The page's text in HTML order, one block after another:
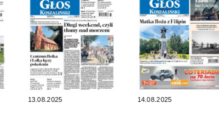
13.08.2025 14.08.2025